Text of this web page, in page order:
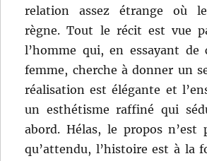
relation assez étrange où
règne. Tout le récit est vue
l’homme qui, en essayant de
femme, cherche à donner un
réalisation est élégante et
un esthétisme raffiné qui
abord. Hélas, le propos n’est
qu’attendu, l’histoire est à la